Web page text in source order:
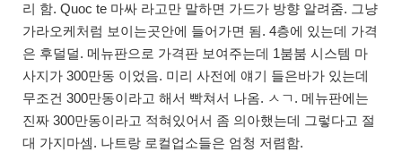
리 함. Quoc te 마싸 라고만 말하면 가드가 방향 알려줌. 그냥
가라오케처럼 보이는곳안에 들어가면 됨. 4층에 있는데 가격
은 후덜덜. 메뉴판으로 가격판 보여주는데 1붐붐 시스템 마
사지가 300만동 이었음. 미리 사전에 얘기 들은바가 있는데
무조건 300만동이라고 해서 빡쳐서 나옴. ㅅㄱ. 메뉴판에는
진짜 300만동이라고 적혀있어서 좀 의아했는데 그렇다고 절
대 가지마셈. 나트랑 로컬업소들은 엄청 저렴함.